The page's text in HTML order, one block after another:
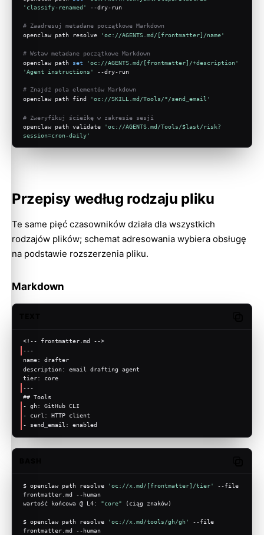
'classify-renamed'
--dry-run
# Zaadresuj metadane początkowe Markdown
openclaw path resolve
'oc://AGENTS.md/[frontmatter]/name'
# Wstaw metadane początkowe Markdown
openclaw path set
'oc://AGENTS.md/[frontmatter]/+description'
'Agent instructions'
--dry-run
# Znajdź pola elementów Markdown
openclaw path find
'oc://SKILL.md/Tools/*/send_email'
# Zweryfikuj ścieżkę w zakresie sesji
openclaw path validate
'oc://AGENTS.md/Tools/$last/risk?
session=cron-daily'
Przepisy według rodzaju pliku
Te same pięć czasowników działa dla wszystkich
rodzajów plików; schemat adresowania wybiera obsługę
na podstawie rozszerzenia pliku.
Markdown
<!-- frontmatter.md -->
---
name: drafter
description: email drafting agent
tier: core
---
## Tools
- gh: GitHub CLI
- curl: HTTP client
- send_email: enabled
$ openclaw path resolve 'oc://x.md/[frontmatter]/tier'
--file
frontmatter.md --human
wartość końcowa @ L4: "core" (ciąg znaków)
$ openclaw path resolve 'oc://x.md/tools/gh/gh'
--file
frontmatter.md --human